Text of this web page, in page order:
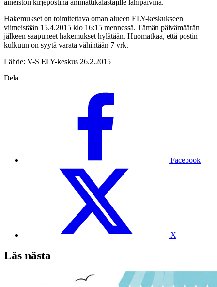
aineiston kirjepostina ammattikalastajille lähipäivinä.
Hakemukset on toimitettava oman alueen ELY-keskukseen
viimeistään 15.4.2015 klo 16:15 mennessä. Tämän päivämäärän
jälkeen saapuneet hakemukset hylätään. Huomatkaa, että postin
kulkuun on syytä varata vähintään 7 vrk.
Lähde: V-S ELY-keskus 26.2.2015
Dela
Facebook
X
Läs nästa